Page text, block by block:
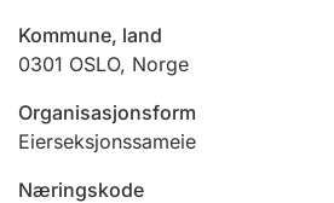
Kommune, land
0301 OSLO, Norge
Organisasjonsform
Eierseksjonssameie
Næringskode